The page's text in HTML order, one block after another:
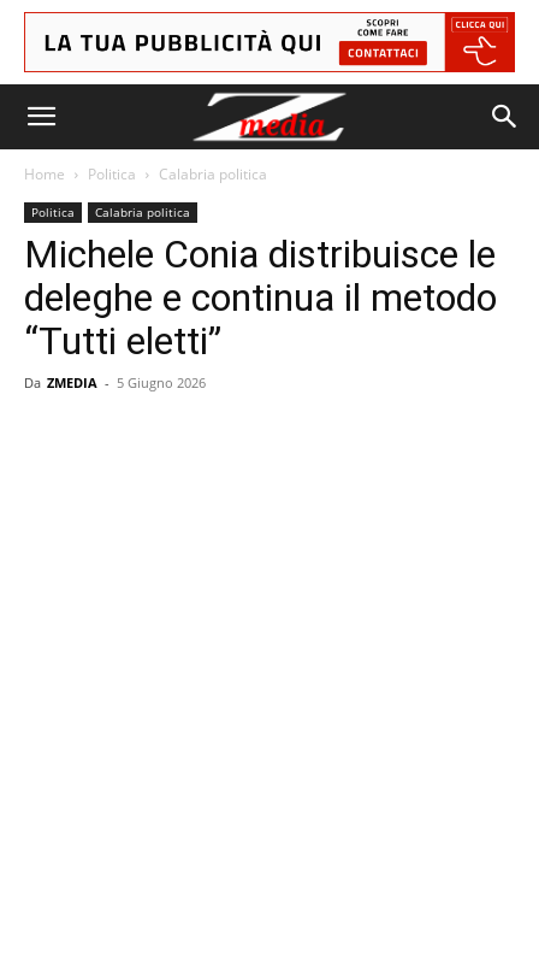
Home Politica Calabria politica
Politica Calabria politica
Michele Conia distribuisce le
deleghe e continua il metodo
“Tutti eletti”
Da ZMEDIA - 5 Giugno 2026